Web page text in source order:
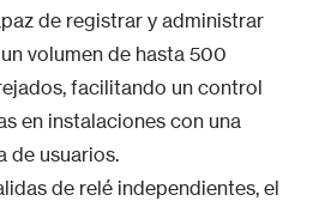
de registrar y administrar
volumen de hasta 500
facilitando un control
en instalaciones con una
de usuarios.
de relé independientes, el